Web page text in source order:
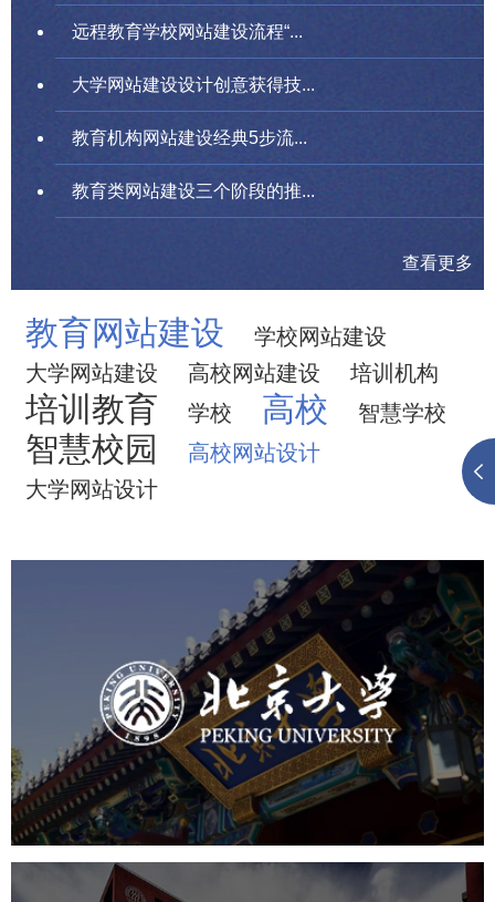
远程教育学校网站建设流程“...
大学网站建设设计创意获得技...
教育机构网站建设经典5步流...
教育类网站建设三个阶段的推...
查看更多
教育网站建设
学校网站建设
大学网站建设
高校网站建设 培训机构
培训教育 学校 高校 智慧学校
智慧校园
高校网站设计
大学网站设计
北京大学
培训教育 高校 大学网站建设
高校网站建设
学校网站建设
教育网站建设